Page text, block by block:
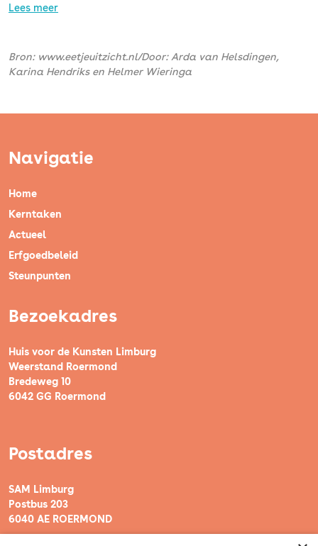
Lees meer
Bron: www.eetjeuitzicht.nl/Door: Arda van Helsdingen,
Karina Hendriks en Helmer Wieringa
Navigatie
Home
Kerntaken
Actueel
Erfgoedbeleid
Steunpunten
Bezoekadres
Huis voor de Kunsten Limburg
Weerstand Roermond
Bredeweg 10
6042 GG Roermond
Postadres
SAM Limburg
Postbus 203
6040 AE ROERMOND